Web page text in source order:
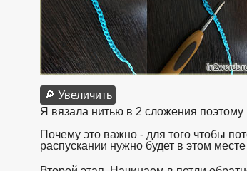
🔎 Увеличить
Я вязала нитью в 2 сложения
Почему это важно - для того чтобы
распускании нужно будет в этом месте